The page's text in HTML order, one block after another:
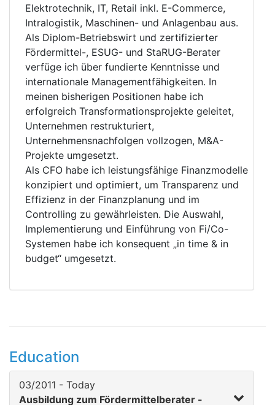
Elektrotechnik, IT, Retail inkl. E-Commerce,
Intralogistik, Maschinen- und Anlagenbau aus.
Als Diplom-Betriebswirt und zertifizierter
Fördermittel-, ESUG- und StaRUG-Berater
verfüge ich über fundierte Kenntnisse und
internationale Managementfähigkeiten. In
meinen bisherigen Positionen habe ich
erfolgreich Transformationsprojekte geleitet,
Unternehmen restrukturiert,
Unternehmensnachfolgen vollzogen, M&A-
Projekte umgesetzt.
Als CFO habe ich leistungsfähige Finanzmodelle
konzipiert und optimiert, um Transparenz und
Effizienz in der Finanzplanung und im
Controlling zu gewährleisten. Die Auswahl,
Implementierung und Einführung von Fi/Co-
Systemen habe ich konsequent „in time & in
budget“ umgesetzt.
Education
03/2011 - Today
Ausbildung zum Fördermittelberater -